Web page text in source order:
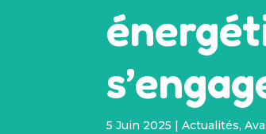
5 Juin 2025 |Actualités,